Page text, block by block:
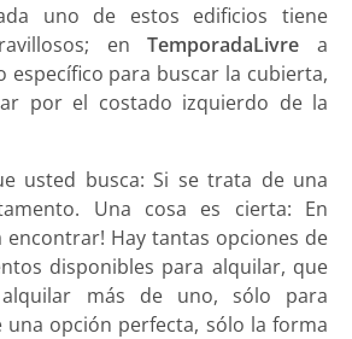
uno de estos edificios tiene
en TemporadaLivre a
para buscar la cubierta,
por el costado izquierdo de la
usted busca: Si se trata de una
Una cosa es cierta: En
encontrar! Hay tantas opciones de
disponibles para alquilar, que
más de uno, sólo para
opción perfecta, sólo la forma